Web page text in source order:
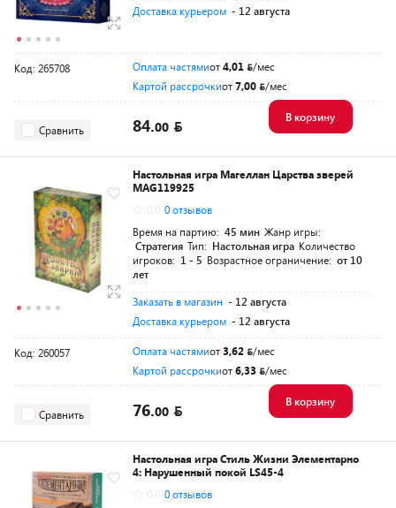
Доставка курьером - 12 августа
Код: 265708 Оплата частямиот4,01
/мес
Картой рассрочкиот7,00 /мес
Сравнить 84.00
В корзину
Настольная игра Магеллан Царства зверей
MAG119925
0 отзывов
Время на партию: 45 мин Жанр игры:
Стратегия Тип: Настольная игра Количество
игроков: 1 - 5 Возрастное ограничение: от 10
лет
Заказать в магазин - 12 августа
Доставка курьером - 12 августа
Код: 260057 Оплата частямиот3,62
/мес
Картой рассрочкиот6,33 /мес
Сравнить 76.00
В корзину
Настольная игра Стиль Жизни Элементарно
4: Нарушенный покой LS45-4
0 отзывов